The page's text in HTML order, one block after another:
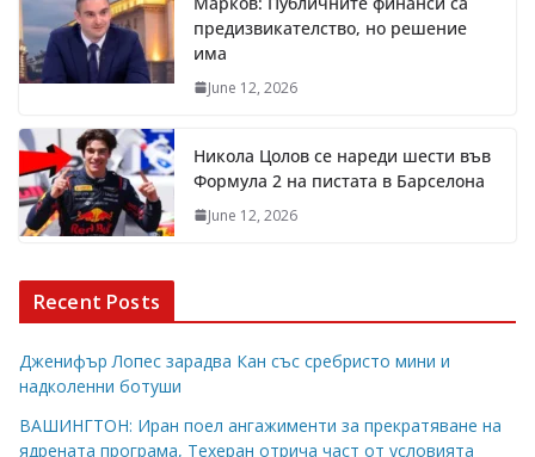
предизвикателство, но решение
има
June 12, 2026
Никола Цолов се нареди шести във
Формула 2 на пистата в Барселона
June 12, 2026
Recent Posts
Дженифър Лопес зарадва Кан със сребристо мини и
надколенни ботуши
ВАШИНГТОН: Иран поел ангажименти за прекратяване на
ядрената програма, Техеран отрича част от условията